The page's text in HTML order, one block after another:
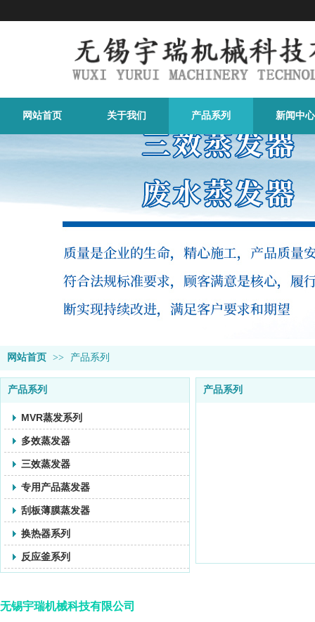
网站首页 关于我们 产品系列 新闻中心
网站首页 >> 产品系列
产品系列
MVR蒸发系列
多效蒸发器
三效蒸发器
专用产品蒸发器
刮板薄膜蒸发器
换热器系列
反应釜系列
产品系列
无锡宇瑞机械科技有限公司